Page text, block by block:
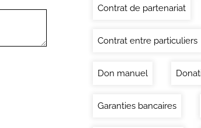
Contrat de partenariat
Contrat entre particuliers
Don manuel
Garanties bancaires